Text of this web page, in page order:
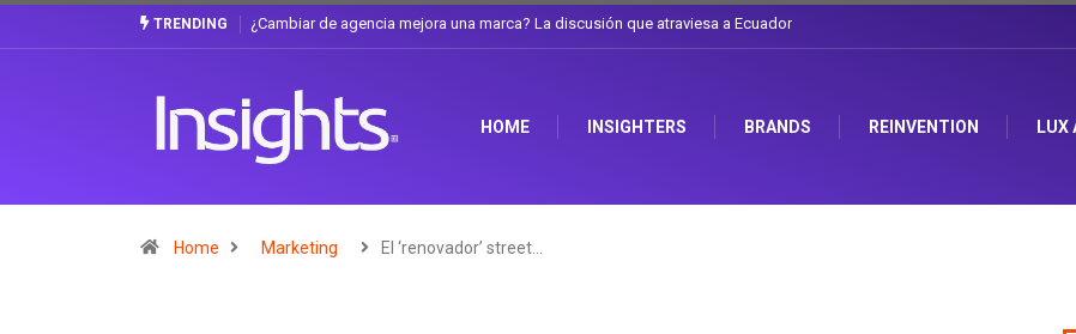
TRENDING
discusión que atraviesa a EcuadorGabriela Herrera y el arte de cambiarse el sombrero en Corporación Favorita
HOME INSIGHTERS BRANDS REINVENTION LUX
Home Marketing El ‘renovador’ street…